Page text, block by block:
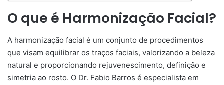
O que é Harmonização Facial?
A harmonização facial é um conjunto de procedimentos
que visam equilibrar os traços faciais, valorizando a beleza
natural e proporcionando rejuvenescimento, definição e
simetria ao rosto. O Dr. Fabio Barros é especialista em